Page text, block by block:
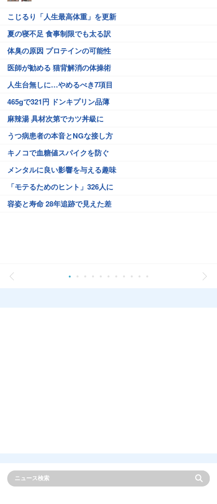
こじるり「人生最高体重」を更新
夏の寝不足 食事制限でも太る訳
体臭の原因 プロテインの可能性
医師が勧める 猫背解消の体操術
人生台無しに…やめるべき7項目
465gで321円 ドンキプリン品薄
麻辣湯 具材次第でカツ丼級に
うつ病患者の本音とNGな接し方
キノコで血糖値スパイクを防ぐ
メンタルに良い影響を与える趣味
「モテるためのヒント」326人に
容姿と寿命 28年追跡で見えた差